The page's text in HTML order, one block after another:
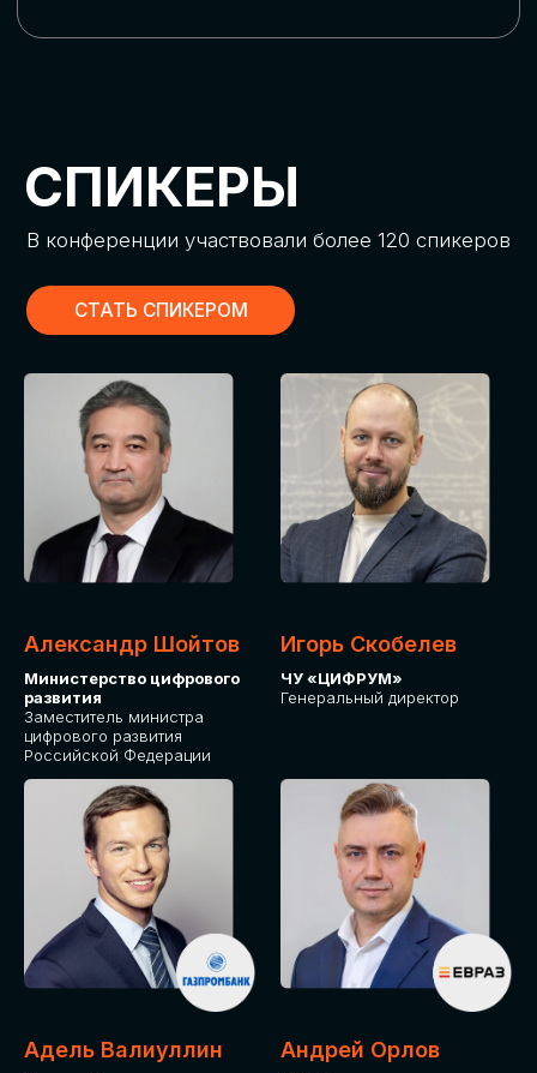
Александр Шойтов
Министерство цифрового
развития
Заместитель министра
цифрового развития
Российской Федерации
Игорь Скобелев
ЧУ «ЦИФРУМ»
Генеральный директор
Адель Валиуллин Андрей Орлов